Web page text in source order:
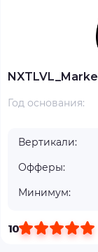
Год основания:
Вертикали:
Офферы:
Минимум:
10